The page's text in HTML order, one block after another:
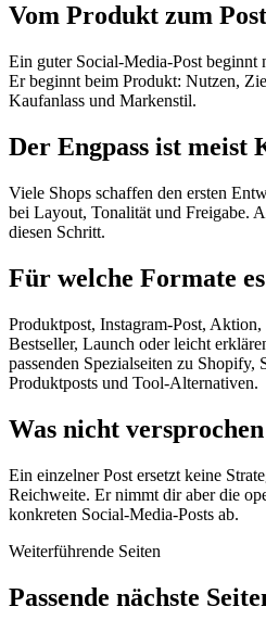
Vom Produkt zum Post
Ein guter Social-Media-Post beginnt
Er beginnt beim Produkt: Nutzen,
Kaufanlass und Markenstil.
Der Engpass ist
Viele Shops schaffen den ersten
bei Layout, Tonalität und Freigabe.
diesen Schritt.
Für welche Formate
Produktpost, Instagram-Post,
Bestseller, Launch oder leicht
passenden Spezialseiten zu Shopify,
Produktposts und Tool-Alternativen.
Was nicht
Ein einzelner Post ersetzt keine
Reichweite. Er nimmt dir aber die
konkreten Social-Media-Posts ab.
Weiterführende Seiten
Passende nächste